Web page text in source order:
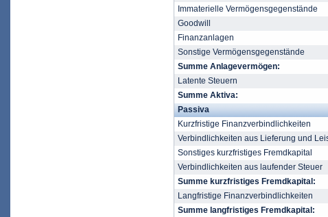
Immaterielle Vermögensgegenstände
Goodwill
Finanzanlagen
Sonstige Vermögensgegenstände
Summe Anlagevermögen:
Latente Steuern
Summe Aktiva:
Passiva
Kurzfristige Finanzverbindlichkeiten
Verbindlichkeiten aus Lieferung und
Sonstiges kurzfristiges Fremdkapital
Verbindlichkeiten aus laufender Steuer
Summe kurzfristiges Fremdkapital:
Langfristige Finanzverbindlichkeiten
Summe langfristiges Fremdkapital: